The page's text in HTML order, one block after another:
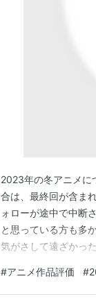
2023年の冬アニメに
合は、最終回が含ま
ォローが途中で中断
と思っている方も多
気がさして遠ざかっ
フォローが出来なく
応フォローはしてま
#アニメ作品評価 #